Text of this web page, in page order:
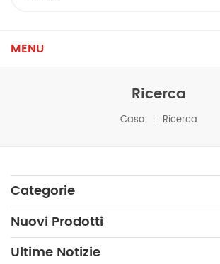
MENU
Ricerca
Casa Ricerca
Categorie
Nuovi Prodotti
Ultime Notizie